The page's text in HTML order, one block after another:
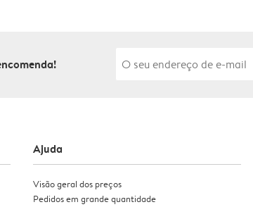
Ajuda
Visão geral dos preços
Pedidos em grande quantidade